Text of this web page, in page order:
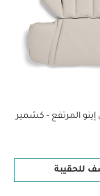
المرتفع - كشمير
للحقيبة